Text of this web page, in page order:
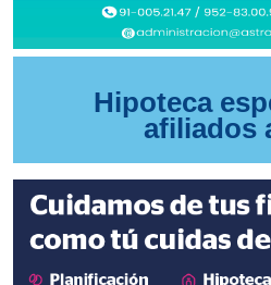
Hipoteca
afiliados